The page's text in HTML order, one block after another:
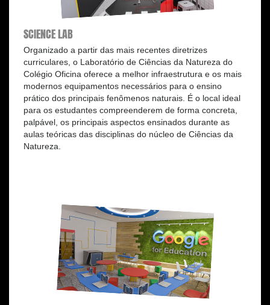
SCIENCE LAB
Organizado a partir das mais recentes diretrizes
curriculares, o Laboratório de Ciências da Natureza do
Colégio Oficina oferece a melhor infraestrutura e os mais
modernos equipamentos necessários para o ensino
prático dos principais fenômenos naturais. É o local ideal
para os estudantes compreenderem de forma concreta,
palpável, os principais aspectos ensinados durante as
aulas teóricas das disciplinas do núcleo de Ciências da
Natureza.